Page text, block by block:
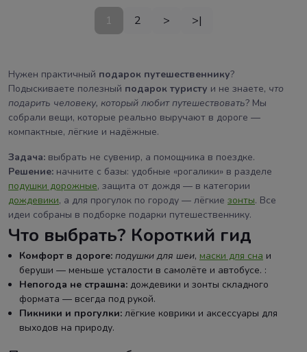
1 2 > >|
Нужен практичный подарок путешественнику?
Подыскиваете полезный подарок туристу и не знаете, что
подарить человеку, который любит путешествовать? Мы
собрали вещи, которые реально выручают в дороге —
компактные, лёгкие и надёжные.
Задача: выбрать не сувенир, а помощника в поездке.
Решение: начните с базы: удобные «рогалики» в разделе
подушки дорожные, защита от дождя — в категории
дождевики, а для прогулок по городу — лёгкие зонты. Все
идеи собраны в подборке подарки путешественнику.
Что выбрать? Короткий гид
Комфорт в дороге: подушки для шеи, маски для сна и
беруши — меньше усталости в самолёте и автобусе. :
Непогода не страшна: дождевики и зонты складного
формата — всегда под рукой.
Пикники и прогулки: лёгкие коврики и аксессуары для
выходов на природу.